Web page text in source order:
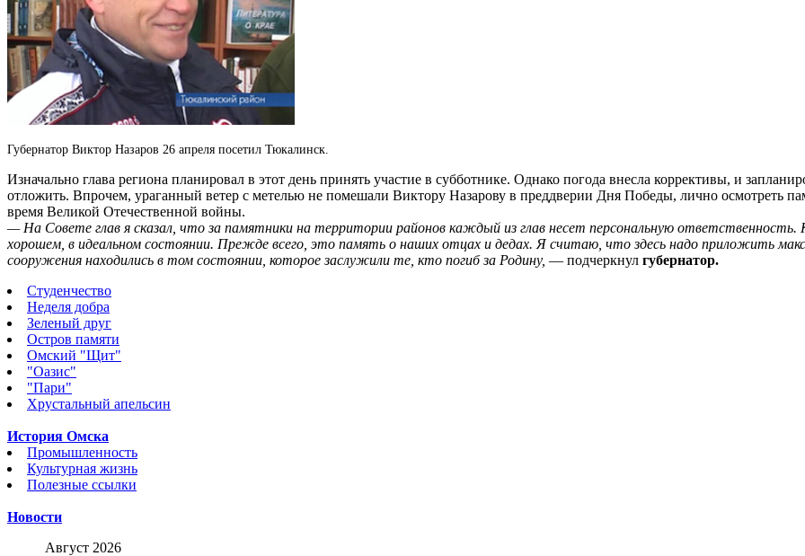
Губернатор Виктор Назаров 26 апреля посетил Тюкалинск.
Изначально глава региона планировал в этот день принять участие в субботнике. Однако погода внесла коррективы, и
отложить. Впрочем, ураганный ветер с метелью не помешали Виктору Назарову в преддверии Дня Победы, лично осмотреть
время Великой Отечественной войны.
— На Совете глав я сказал, что за памятники на территории районов каждый из глав несет персональную
хорошем, в идеальном состоянии. Прежде всего, это память о наших отцах и дедах. Я считаю, что здесь надо приложить
сооружения находились в том состоянии, которое заслужили те, кто погиб за Родину, — подчеркнул губернатор.
Студенчество
Неделя добра
Зеленый друг
Остров памяти
Омский "Щит"
"Оазис"
"Пари"
Хрустальный апельсин
История Омска
Промышленность
Культурная жизнь
Полезные ссылки
Новости
Август 2026